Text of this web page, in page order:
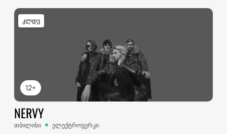
12+
კლდე
NERVY
თბილისი ელექტროვერკი